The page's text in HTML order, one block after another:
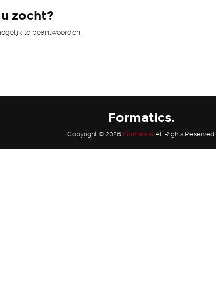
zocht?
te beantwoorden.
Formatics.
Copyright © 2026 Formatics. All Rights Reserved.